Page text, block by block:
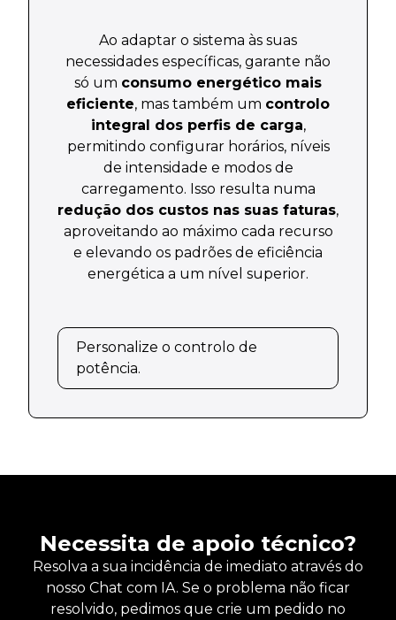
Ao adaptar o sistema às suas
necessidades específicas, garante não
só um consumo energético mais
eficiente, mas também um controlo
integral dos perfis de carga,
permitindo configurar horários, níveis
de intensidade e modos de
carregamento. Isso resulta numa
redução dos custos nas suas faturas,
aproveitando ao máximo cada recurso
e elevando os padrões de eficiência
energética a um nível superior.
Personalize o controlo de
potência.
Necessita de apoio técnico?
Resolva a sua incidência de imediato através do
nosso Chat com IA. Se o problema não ficar
resolvido, pedimos que crie um pedido no